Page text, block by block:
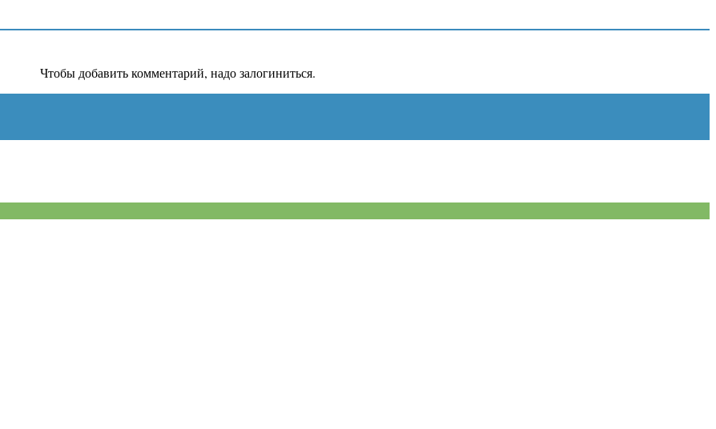
Чтобы добавить комментарий, надо залогиниться.